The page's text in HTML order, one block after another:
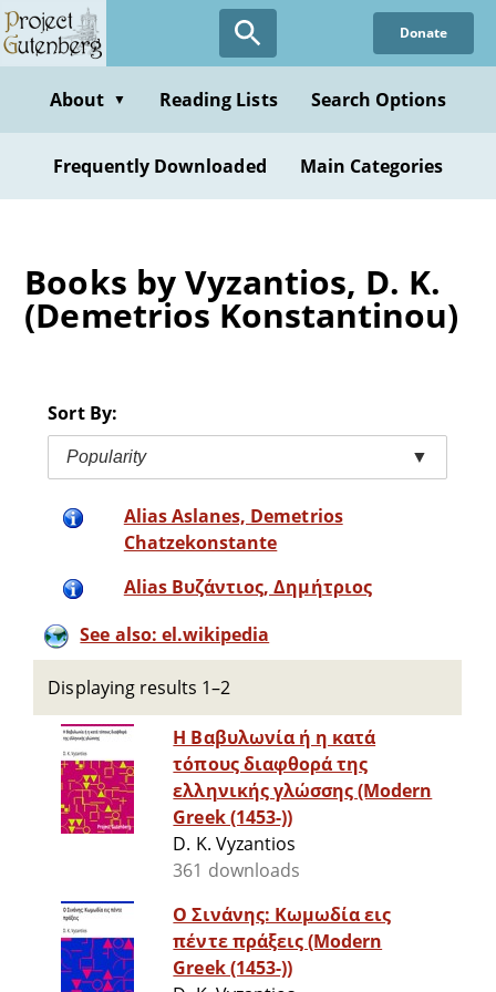
Skip
to
content
Donate
About ▼ Reading Lists Search Options
Frequently Downloaded Main Categories
Books by Vyzantios, D. K.
(Demetrios Konstantinou)
Sort By:
Popularity ▼
Alias Aslanes, Demetrios
Chatzekonstante
Alias Βυζάντιος, Δημήτριος
See also: el.wikipedia
Displaying results 1–2
Η Βαβυλωνία ή η κατά
τόπους διαφθορά της
ελληνικής γλώσσης (Modern
Greek (1453-))
D. K. Vyzantios
361 downloads
Ο Σινάνης: Κωμωδία εις
πέντε πράξεις (Modern
Greek (1453-))